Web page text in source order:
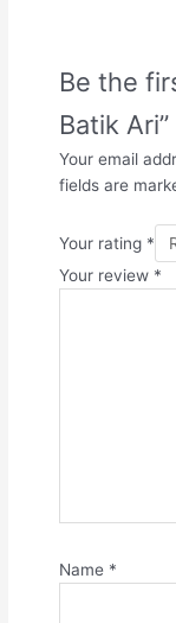
Be the
Batik Ari”
Your email
fields are
Your rating *
Your review *
Name *